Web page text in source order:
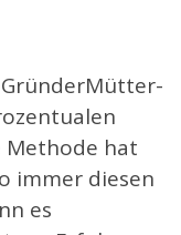
Methode hat
immer diesen
es